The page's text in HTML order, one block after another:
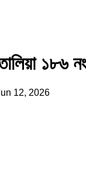
১৮৬ নং
12, 2026